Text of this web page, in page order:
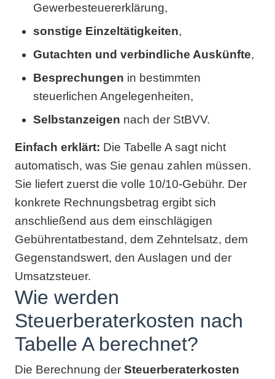
Gewerbesteuererklärung,
sonstige Einzeltätigkeiten,
Gutachten und verbindliche Auskünfte,
Besprechungen in bestimmten
steuerlichen Angelegenheiten,
Selbstanzeigen nach der StBVV.
Einfach erklärt: Die Tabelle A sagt nicht
automatisch, was Sie genau zahlen müssen.
Sie liefert zuerst die volle 10/10-Gebühr. Der
konkrete Rechnungsbetrag ergibt sich
anschließend aus dem einschlägigen
Gebührentatbestand, dem Zehntelsatz, dem
Gegenstandswert, den Auslagen und der
Umsatzsteuer.
Wie werden
Steuerberaterkosten nach
Tabelle A berechnet?
Die Berechnung der Steuerberaterkosten